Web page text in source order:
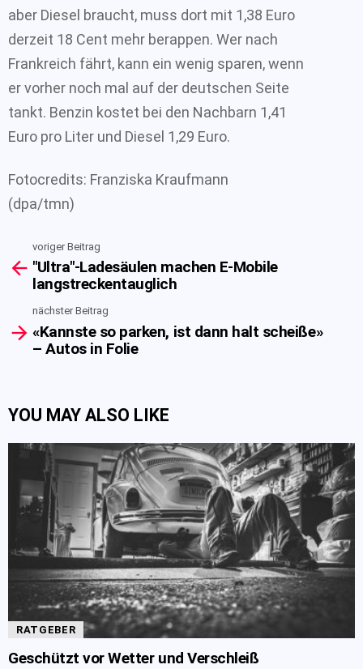
aber Diesel braucht, muss dort mit 1,38 Euro
derzeit 18 Cent mehr berappen. Wer nach
Frankreich fährt, kann ein wenig sparen, wenn
er vorher noch mal auf der deutschen Seite
tankt. Benzin kostet bei den Nachbarn 1,41
Euro pro Liter und Diesel 1,29 Euro.
Fotocredits: Franziska Kraufmann
(dpa/tmn)
more
voriger Beitrag
"Ultra"-Ladesäulen machen E-Mobile
langstreckentauglich
nächster Beitrag
«Kannste so parken, ist dann halt scheiße»
– Autos in Folie
YOU MAY ALSO LIKE
RATGEBER
Geschützt vor Wetter und Verschleiß